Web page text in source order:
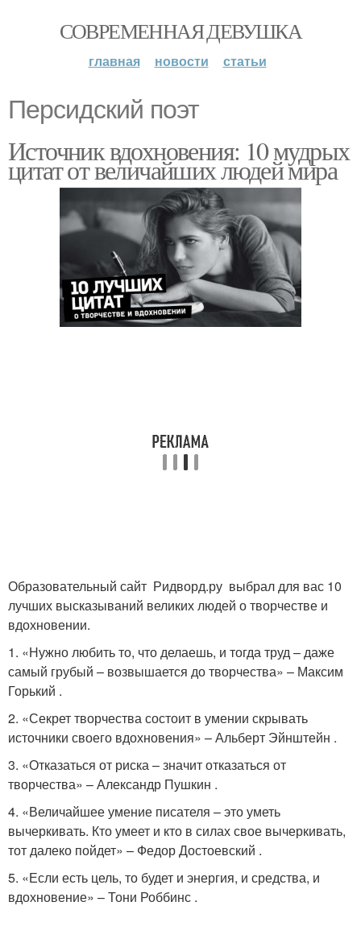
СОВРЕМЕННАЯ ДЕВУШКА
главная новости статьи
Персидский поэт
Источник вдохновения: 10 мудрых
цитат от величайших людей мира
Образовательный сайт Ридворд.ру выбрал для вас 10
лучших высказываний великих людей о творчестве и
вдохновении.
1. «Нужно любить то, что делаешь, и тогда труд – даже
самый грубый – возвышается до творчества» – Максим
Горький .
2. «Секрет творчества состоит в умении скрывать
источники своего вдохновения» – Альберт Эйнштейн .
3. «Отказаться от риска – значит отказаться от
творчества» – Александр Пушкин .
4. «Величайшее умение писателя – это уметь
вычеркивать. Кто умеет и кто в силах свое вычеркивать,
тот далеко пойдет» – Федор Достоевский .
5. «Если есть цель, то будет и энергия, и средства, и
вдохновение» – Тони Роббинс .